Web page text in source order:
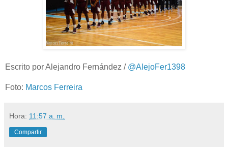
Escrito por Alejandro Fernández / @AlejoFer1398
Foto: Marcos Ferreira
Hora: 11:57 a. m.
Compartir